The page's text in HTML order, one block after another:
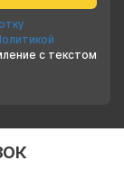
с текстом